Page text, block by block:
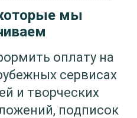
мы
оплату на
сервисах
и творческих
подписок